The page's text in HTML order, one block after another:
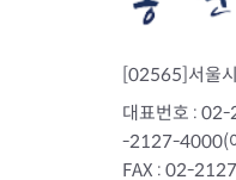
[02565]서울
대표번호 :
-2127-4000(
FAX : 02-